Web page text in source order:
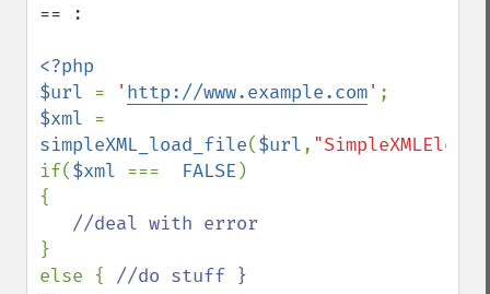
== :
<?php
$url = ' http://www.example.com'
$xml
simpleXML_load_file($url,
if($xml === FALSE )
{
}
else {